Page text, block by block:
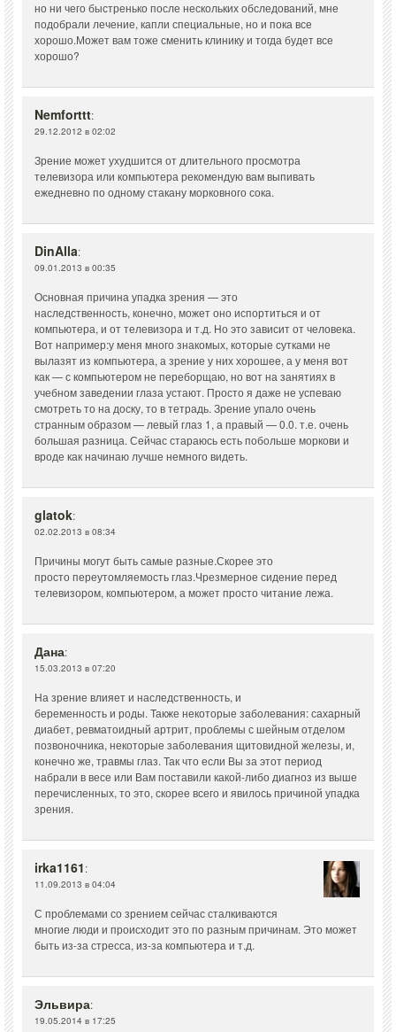
но ни чего быстренько после нескольких обследований, мне
подобрали лечение, капли специальные, но и пока все
хорошо.Может вам тоже сменить клинику и тогда будет все
хорошо?
Nemforttt:
29.12.2012 в 02:02
Зрение может ухудшится от длительного просмотра
телевизора или компьютера рекомендую вам выпивать
ежедневно по одному стакану морковного сока.
DinAlla:
09.01.2013 в 00:35
Основная причина упадка зрения — это
наследственность, конечно, может оно испортиться и от
компьютера, и от телевизора и т.д. Но это зависит от человека.
Вот например:у меня много знакомых, которые сутками не
вылазят из компьютера, а зрение у них хорошее, а у меня вот
как — с компьютером не переборщаю, но вот на занятиях в
учебном заведении глаза устают. Просто я даже не успеваю
смотреть то на доску, то в тетрадь. Зрение упало очень
странным образом — левый глаз 1, а правый — 0.0. т.е. очень
большая разница. Сейчас стараюсь есть побольше моркови и
вроде как начинаю лучше немного видеть.
glatok:
02.02.2013 в 08:34
Причины могут быть самые разные.Скорее это
просто переутомляемость глаз.Чрезмерное сидение перед
телевизором, компьютером, а может просто читание лежа.
Дана:
15.03.2013 в 07:20
На зрение влияет и наследственность, и
беременность и роды. Также некоторые заболевания: сахарный
диабет, ревматоидный артрит, проблемы с шейным отделом
позвоночника, некоторые заболевания щитовидной железы, и,
конечно же, травмы глаз. Так что если Вы за этот период
набрали в весе или Вам поставили какой-либо диагноз из выше
перечисленных, то это, скорее всего и явилось причиной упадка
зрения.
irka1161:
11.09.2013 в 04:04
С проблемами со зрением сейчас сталкиваются
многие люди и происходит это по разным причинам. Это может
быть из-за стресса, из-за компьютера и т.д.
Эльвира:
19.05.2014 в 17:25